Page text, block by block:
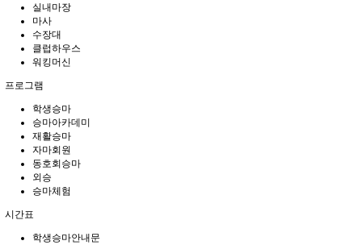
실내마장
마사
수장대
클럽하우스
워킹머신
프로그램
학생승마
승마아카데미
재활승마
자마회원
동호회승마
외승
승마체험
시간표
학생승마안내문